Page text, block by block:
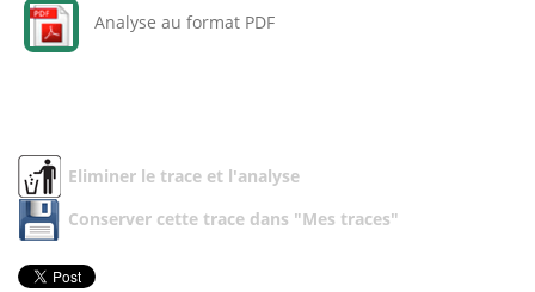
Analyse au format PDF
Eliminer le trace et l'analyse
Conserver cette trace dans "Mes traces"